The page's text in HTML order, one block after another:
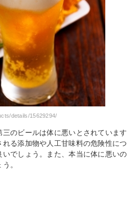
details/15629294/
のビールは体に悪いとされています
る添加物や人工甘味料の危険性につ
でしょう。また、本当に体に悪いの
。